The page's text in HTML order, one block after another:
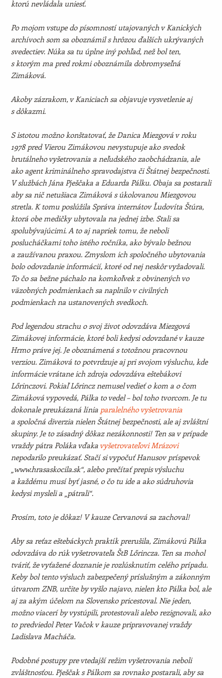
ktorú nevládala uniesť.
Po mojom vstupe do písomností utajovaných v Kanických
archívoch som sa oboznámil s hrôzou ďalších ukrývaných
svedectiev. Núka sa tu úplne iný pohľad, než bol ten,
s ktorým ma pred rokmi oboznámila dobromyseľná
Zimáková.
Akoby zázrakom, v Kaniciach sa objavuje vysvetlenie aj
s dôkazmi.
S istotou možno konštatovať, že Danica Miezgová v roku
1978 pred Vierou Zimákovou nevystupuje ako svedok
brutálneho vyšetrovania a neľudského zaobchádzania, ale
ako agent kriminálneho spravodajstva či Štátnej bezpečnosti.
V službách Jána Pješčaka a Eduarda Pálku. Obaja sa postarali
aby sa nič netušiaca Zimáková s úkolovanou Miezgovou
stretla. K tomu poslúžila Správa internátov Ľudovíta Štúra,
ktorá obe medičky ubytovala na jednej izbe. Stali sa
spolubývajúcimi. A to aj napriek tomu, že neboli
poslucháčkami toho istého ročníka, ako bývalo bežnou
a zaužívanou praxou. Zmyslom ich spoločného ubytovania
bolo odovzdanie informácií, ktoré od nej neskôr vyžadovali.
To čo sa bežne páchalo na komkoľvek z obvinených vo
väzobných podmienkach sa naplnilo v civilných
podmienkach na ustanovených svedkoch.
Pod legendou strachu o svoj život odovzdáva Miezgová
Zimákovej informácie, ktoré boli kedysi odovzdané v kauze
Hrmo práve jej. Je oboznámená s totožnou pracovnou
verziou. Zimáková to potvrdzuje aj pri svojom výsluchu, kde
informácie vrátane ich zdroja odovzdáva eštebákovi
Lőrinczovi. Pokiaľ Lőrincz nemusel vedieť o kom a o čom
Zimáková vypovedá, Pálka to vedel – bol toho tvorcom. Je tu
dokonale preukázaná línia paralelného vyšetrovania
a spoločná diverzia nielen Štátnej bezpečnosti, ale aj zvláštní
skupiny. Je to zásadný dôkaz nezákonnosti! Ten sa v prípade
vraždy pátra Poláka vďaka vyšetrovateľovi Mrázovi
nepodarilo preukázať. Stačí si vypočuť Hanusov príspevok
„www.hrasaskocila.sk“, alebo prečítať prepis výsluchu
a každému musí byť jasné, o čo tu ide a ako súdruhovia
kedysi mysleli a „pátrali“.
Prosím, toto je dôkaz! V kauze Cervanová sa zachoval!
Aby sa reťaz eštebáckych praktík prerušila, Zimákovú Pálka
odovzdáva do rúk vyšetrovateľa ŠtB Lőrincza. Ten sa mohol
tváriť, že vyťažené doznanie je rozlúsknutím celého prípadu.
Keby bol tento výsluch zabezpečený príslušným a zákonným
útvarom ZNB, určite by vyšlo najavo, nielen kto Pálka bol, ale
aj za akým účelom na Slovensko pricestoval. Nie jeden,
možno viacerí by vystúpili, protestovali alebo rezignovali, ako
to predviedol Peter Vačok v kauze pripravovanej vraždy
Ladislava Macháča.
Podobné postupy pre vtedajší režim vyšetrovania neboli
zvláštnosťou. Pješčak s Pálkom sa rovnako postarali, aby sa